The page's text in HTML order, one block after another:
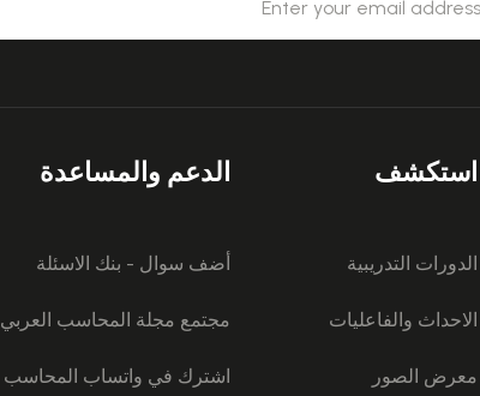
استكشف
الدورات التدريبية
الاحداث والفاعليات
معرض الصور
الدعم والمساعدة
أضف سوال - بنك الاسئلة
مجتمع مجلة المحاسب العربي
اشترك في واتساب المحاسب